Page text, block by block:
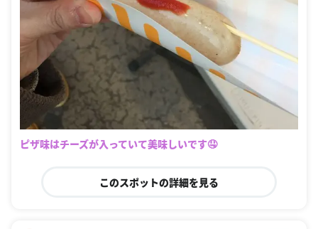
ピザ味はチーズが入っていて美味しいです🤤
このスポットの詳細を見る